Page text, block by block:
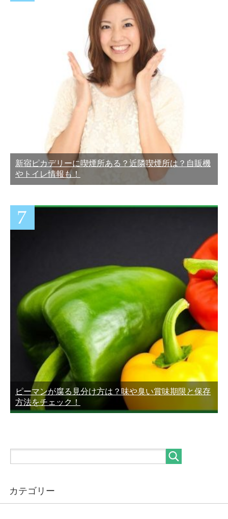
新宿ピカデリーに喫煙所ある？近隣喫煙所は？自販機
やトイレ情報も！
ピーマンが腐る見分け方は？味や臭い賞味期限と保存
方法をチェック！
カテゴリー